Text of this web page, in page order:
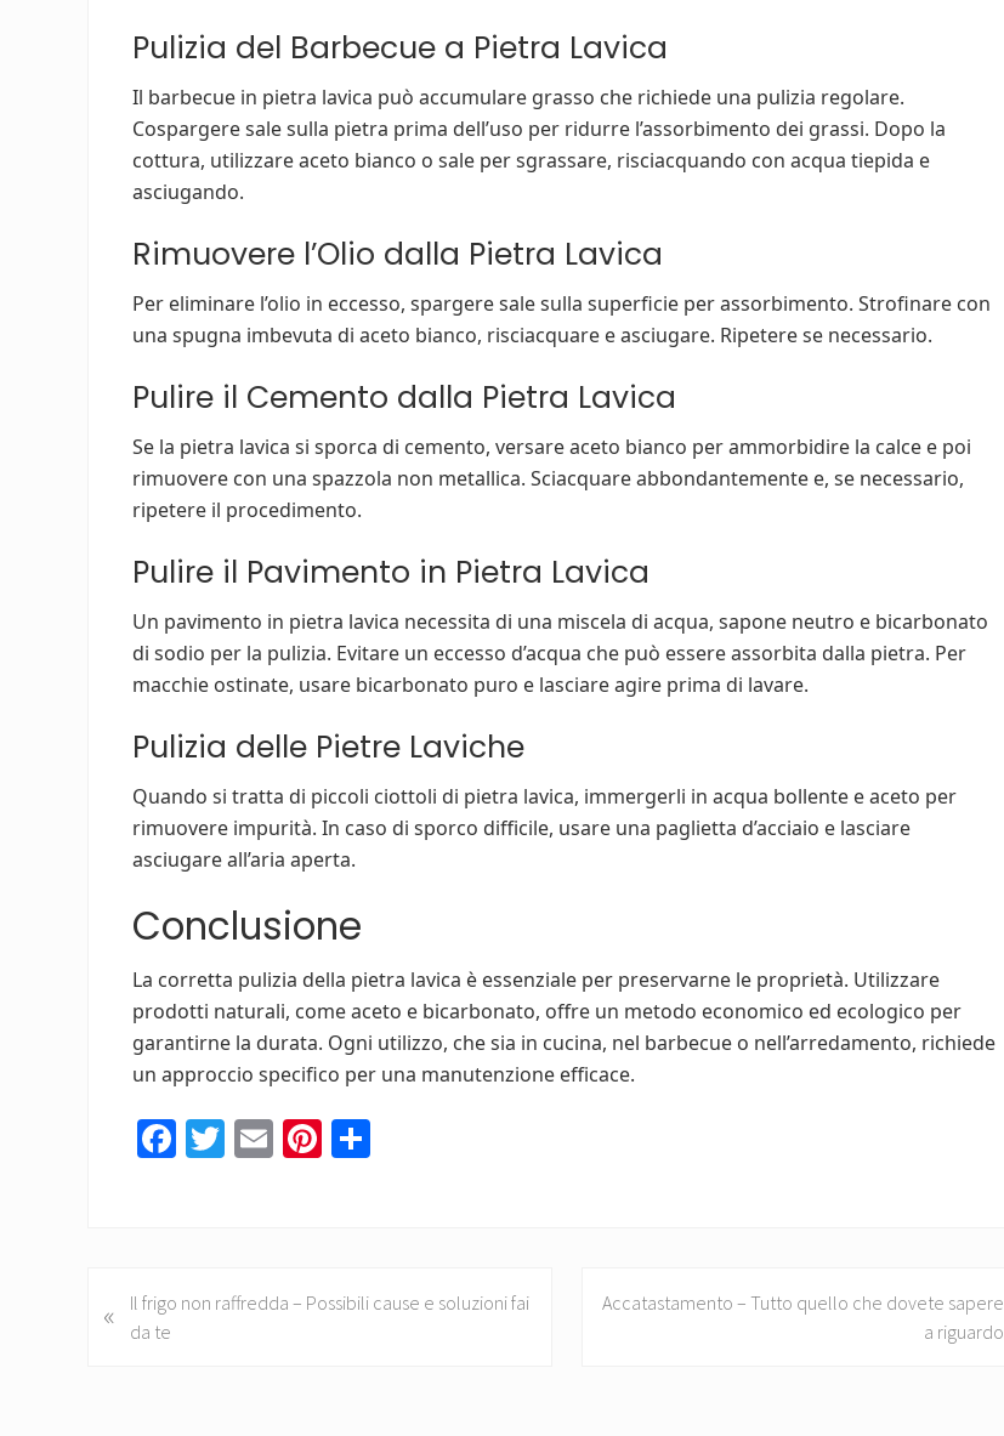
Pulizia del Barbecue a Pietra Lavica
Il barbecue in pietra lavica può accumulare grasso che richiede una pulizia regolare.
Cospargere sale sulla pietra prima dell’uso per ridurre l’assorbimento dei grassi. Dopo la
cottura, utilizzare aceto bianco o sale per sgrassare, risciacquando con acqua tiepida e
asciugando.
Rimuovere l’Olio dalla Pietra Lavica
Per eliminare l’olio in eccesso, spargere sale sulla superficie per assorbimento. Strofinare con
una spugna imbevuta di aceto bianco, risciacquare e asciugare. Ripetere se necessario.
Pulire il Cemento dalla Pietra Lavica
Se la pietra lavica si sporca di cemento, versare aceto bianco per ammorbidire la calce e poi
rimuovere con una spazzola non metallica. Sciacquare abbondantemente e, se necessario,
ripetere il procedimento.
Pulire il Pavimento in Pietra Lavica
Un pavimento in pietra lavica necessita di una miscela di acqua, sapone neutro e bicarbonato
di sodio per la pulizia. Evitare un eccesso d’acqua che può essere assorbita dalla pietra. Per
macchie ostinate, usare bicarbonato puro e lasciare agire prima di lavare.
Pulizia delle Pietre Laviche
Quando si tratta di piccoli ciottoli di pietra lavica, immergerli in acqua bollente e aceto per
rimuovere impurità. In caso di sporco difficile, usare una paglietta d’acciaio e lasciare
asciugare all’aria aperta.
Conclusione
La corretta pulizia della pietra lavica è essenziale per preservarne le proprietà. Utilizzare
prodotti naturali, come aceto e bicarbonato, offre un metodo economico ed ecologico per
garantirne la durata. Ogni utilizzo, che sia in cucina, nel barbecue o nell’arredamento, richiede
un approccio specifico per una manutenzione efficace.
Fa
ok
T
E
Pi
t
vi
r
«
Il frigo non raffredda – Possibili cause e soluzioni fai
da te
N
Accatastamento – Tutto quello che dovete sapere
a riguardo